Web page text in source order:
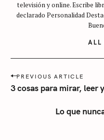
í
a
televisión y online. Escribe
declarado Personalidad
ALL
P
o
s
PREVIOUS ARTICLE
3 cosas para mirar, leer
Lo que